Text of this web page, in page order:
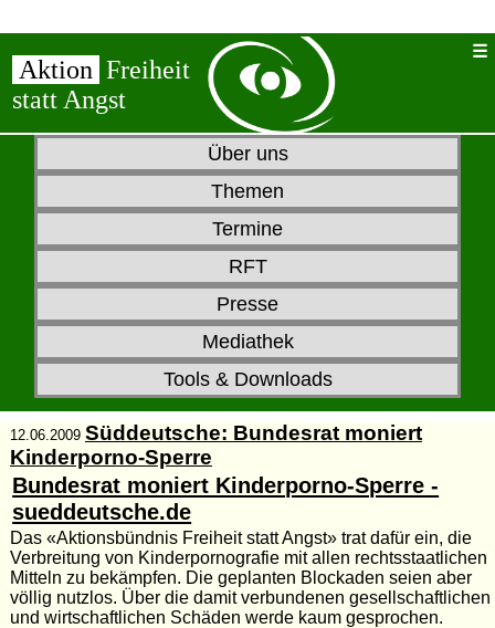
Aktion Freiheit
statt Angst
Über uns
Themen
Termine
RFT
Presse
Mediathek
Tools & Downloads
12.06.2009 Süddeutsche: Bundesrat moniert
Kinderporno-Sperre
Bundesrat moniert Kinderporno-Sperre -
sueddeutsche.de
Das «Aktionsbündnis Freiheit statt Angst» trat dafür ein, die
Verbreitung von Kinderpornografie mit allen rechtsstaatlichen
Mitteln zu bekämpfen. Die geplanten Blockaden seien aber
völlig nutzlos. Über die damit verbundenen gesellschaftlichen
und wirtschaftlichen Schäden werde kaum gesprochen.